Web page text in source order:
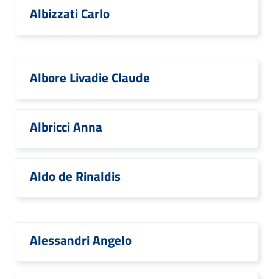
Albizzati Carlo
Albore Livadie Claude
Albricci Anna
Aldo de Rinaldis
Alessandri Angelo